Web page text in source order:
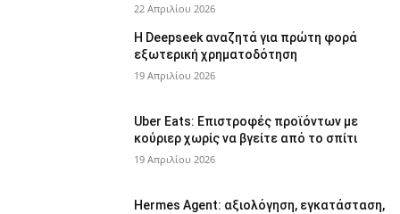
22 Απριλίου 2026
Η Deepseek αναζητά για πρώτη φορά
εξωτερική χρηματοδότηση
19 Απριλίου 2026
Uber Eats: Επιστροφές προϊόντων με
κούριερ χωρίς να βγείτε από το σπίτι
19 Απριλίου 2026
Hermes Agent: αξιολόγηση, εγκατάσταση,